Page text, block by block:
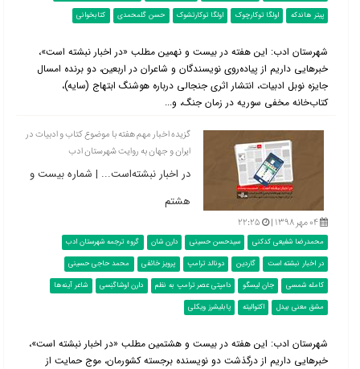
پیتر هاندکه
اولگا توکارچوک اولگا توکارتشوک حسن گلمحمدی کتابخوانی
شهرستان ادب: این هفته در بیست و نهمین مطلب «در اخبار نبشته است»،
خبرهایی داریم از پیاده‌روی نویسندگان و شاعران در اربعین، دو برنده امسال
جایزه نوبل ادبیات، انتشار اثری جنجالی درباره هوشنگ ابتهاج (سایه)،
کتاب‌خانه مخفی سوریه در زمان جنگ، و...
گزیده اخبار مهم هفته با موضوع کتاب و ادبیات در
ایران و جهان به روایت شهرستان ادب
در اخبار نبشته‌است... | شماره بیست و
هشتم
۰۴ مهر ۱۳۹۸ | ۲۲:۲۵
محمدرضا شفیعی کدکنی سیدحسن حسینی دارن شان
گروه ترجمه شهرستان ادب
در اخبار نبشته است
گاردین دونالد ترامپ پرویز خائفی
محمد حاجی حسینی
کامله شمسی
جان لیسگو دامپتی عصر ترامپ به نظم دارن اوشاگنِسی
شاعر آینه‌ها
مشق معنی بیدل
اکتوالیته پابلیشرز ویکلی
شهرستان ادب: این هفته در بیست و هشتمین مطلب «در اخبار نبشته است»،
خبرهایی داریم از درگذشت دو نویسنده برجسته کشورمان، موج حمایت از